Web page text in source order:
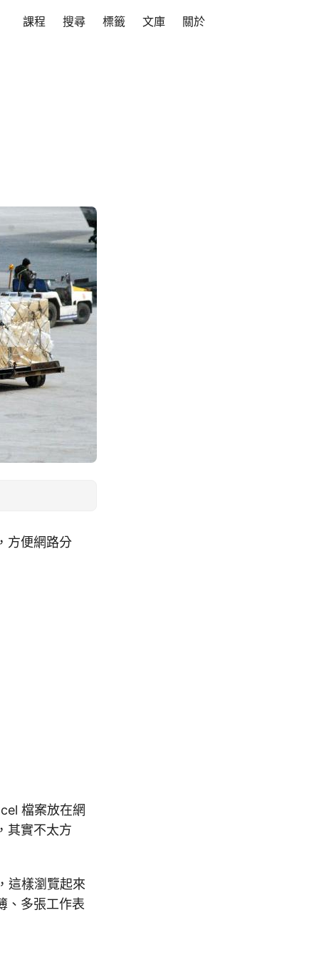
課程 搜尋 標籤 文庫 關於
方便網路分
檔案放在網
其實不太方
這樣瀏覽起來
、多張工作表